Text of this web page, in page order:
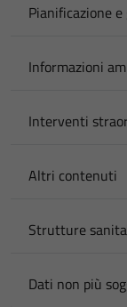
Pianificazione
Informazioni
Interventi
Altri contenuti
Strutture
Dati non più